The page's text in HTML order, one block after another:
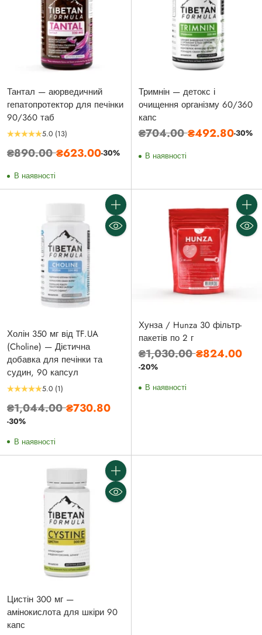
Тантал — аюрведичний
гепатопротектор для печінки
90/360 таб
5.0 (13)
Звичайна
₴890.00₴623.00-30%
В наявності
Тримнін — детокс і
очищення організму 60/360
капс
Звичайна
₴704.00₴492.80-30%
В наявності
Кількість
Холін 350 мг від TF.UA
(Choline) — Дієтична
добавка для печінки та
судин, 90 капсул
5.0 (1)
Звичайна
ціна
₴1,044.00₴730.80
-30%
В наявності
Хунза / Hunza 30 фільтр-
пакетів по 2 г
Звичайна
ціна
₴1,030.00₴824.00
-20%
В наявності
Кількість
Цистін 300 мг —
амінокислота для шкіри 90
капс